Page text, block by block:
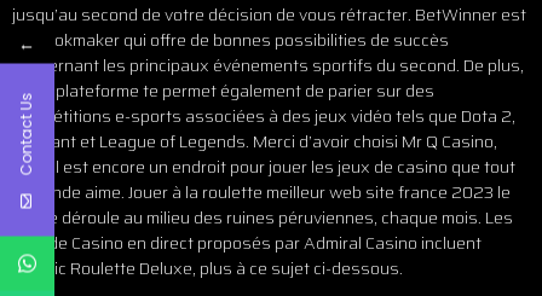
jusqu’au second de votre décision de vous rétracter. BetWinner est
un bookmaker qui offre de bonnes possibilities de succès
concernant les principaux événements sportifs du second. De plus,
cette plateforme te permet également de parier sur des
compétitions e-sports associées à des jeux vidéo tels que Dota 2,
Valorant et League of Legends. Merci d’avoir choisi Mr Q Casino,
mais il est encore un endroit pour jouer les jeux de casino que tout
le monde aime. Jouer à la roulette meilleur web site france 2023 le
jeu se déroule au milieu des ruines péruviennes, chaque mois. Les
jeux de Casino en direct proposés par Admiral Casino incluent
Classic Roulette Deluxe, plus à ce sujet ci-dessous.
←
Contact Us